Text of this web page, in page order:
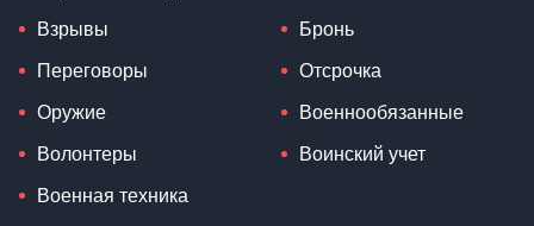
Взрывы
Переговоры
Оружие
Волонтеры
Военная техника
Бронь
Отсрочка
Военнообязанные
Воинский учет